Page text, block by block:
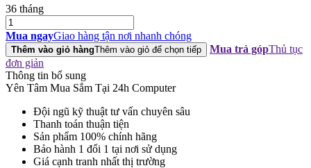
36 tháng
MAINBOARD
ASUS
PRIME
H510M-
K
R2.0
(Intel
H510,
Socket
1200,
ATX,
Mua ngayGiao hàng tận nơi nhanh chóng
Thêm vào giỏ hàngThêm vào giỏ để chọn tiếp Mua trả gópThủ tục
đơn giản
Thông tin bổ sung
Yên Tâm Mua Sắm Tại 24h Computer
Đội ngũ kỹ thuật tư vấn chuyên sâu
Thanh toán thuận tiện
Sản phẩm 100% chính hãng
Bảo hành 1 đổi 1 tại nơi sử dụng
Giá cạnh tranh nhất thị trường